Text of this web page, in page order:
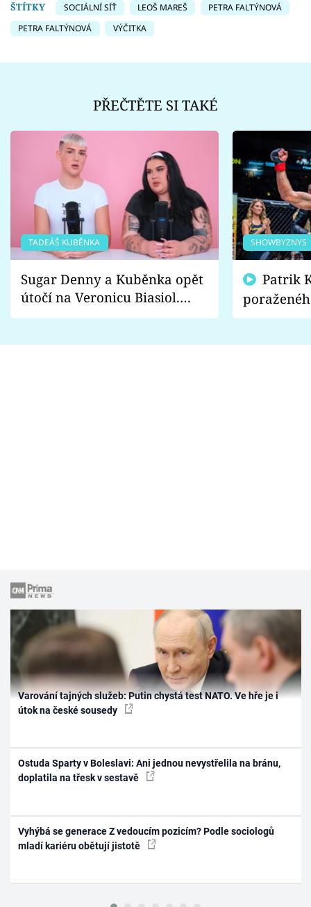
ŠTÍTKY SOCIÁLNÍ SÍŤ LEOŠ MAREŠ
PETRA FALTÝNOVÁ
PETRA FALTÝNOVÁ
VÝČITKA
PŘEČTĚTE SI TAKÉ
TADEÁŠ KUBĚNKA
Sugar Denny a Kuběnka opět
útočí na Veronicu Biasiol.
Proč je podle nich falešná a
SHOWBYZNYS
fanoušci
Varování tajných služeb: Putin chystá test NATO. Ve hře je i
útok na české sousedy
Ostuda Sparty v Boleslavi: Ani jednou nevystřelila na bránu,
doplatila na třesk v sestavě
Vyhýbá se generace Z vedoucím pozicím? Podle sociologů
mladí kariéru obětují jistotě